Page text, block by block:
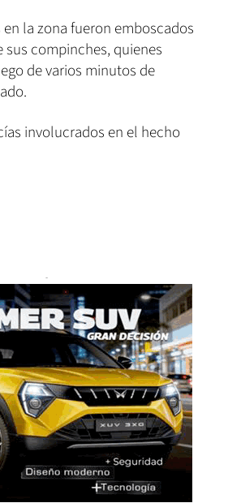
la zona fueron emboscados
sus compinches, quienes
de varios minutos de
involucrados en el hecho